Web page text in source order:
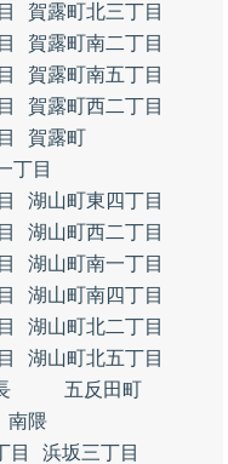
賀露町北三丁目
賀露町南二丁目
賀露町南五丁目
賀露町西二丁目
賀露町
丁目
湖山町東四丁目
湖山町西二丁目
湖山町南一丁目
湖山町南四丁目
湖山町北二丁目
湖山町北五丁目
五反田町
南隈
目
浜坂三丁目